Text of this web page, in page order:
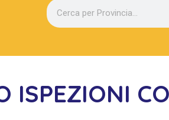
ISPEZIONI